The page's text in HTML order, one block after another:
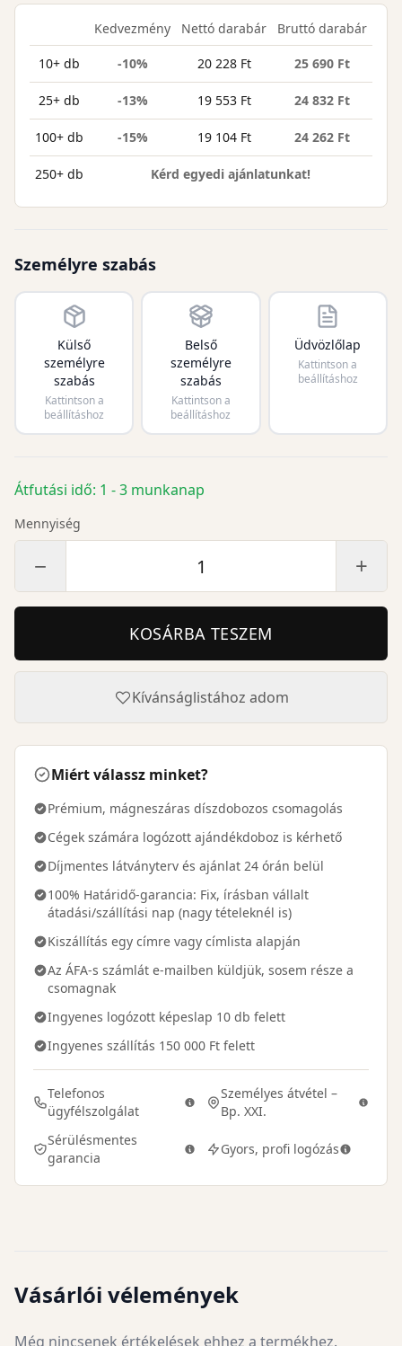
Kedvezmény Nettó darabár Bruttó darabár
10+ db -10% 20 228 Ft 25 690 Ft
25+ db -13% 19 553 Ft 24 832 Ft
100+ db -15% 19 104 Ft 24 262 Ft
250+ db Kérd egyedi ajánlatunkat!
Személyre szabás
Külső
személyre
szabás
Kattintson a
beállításhoz
Belső
személyre
szabás
Kattintson a
beállításhoz
Üdvözlőlap
Kattintson a
beállításhoz
Átfutási idő: 1 - 3 munkanap
Mennyiség
− +
KOSÁRBA TESZEM
Kívánságlistához adom
Miért válassz minket?
Prémium, mágneszáras díszdobozos csomagolás
Cégek számára logózott ajándékdoboz is kérhető
Díjmentes látványterv és ajánlat 24 órán belül
100% Határidő-garancia: Fix, írásban vállalt
átadási/szállítási nap (nagy tételeknél is)
Kiszállítás egy címre vagy címlista alapján
Az ÁFA-s számlát e-mailben küldjük, sosem része a
csomagnak
Ingyenes logózott képeslap 10 db felett
Ingyenes szállítás 150 000 Ft felett
Telefonos
ügyfélszolgálat
Személyes átvétel –
Bp. XXI.
Sérülésmentes
garancia
Gyors, profi logózás
Vásárlói vélemények
Még nincsenek értékelések ehhez a termékhez.